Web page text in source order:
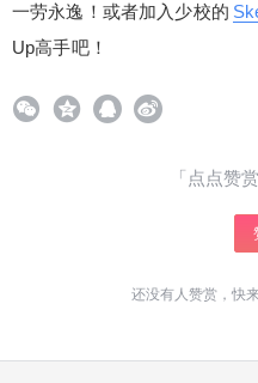
一劳永逸！或者加入少校的
Up高手吧！
「点点赞
还没有人赞赏，快
20
限。